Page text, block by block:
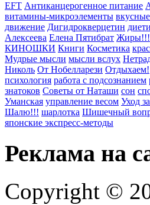
EFT Антиканцерогенное питание
витамины-микроэлементы
движение Дигидрокверцетин
Алексеева Елена Пятибрат Жиры!!!
КИНОШКИ Книги Косметика
Мудрые мысли мысли вслух
Николь От Нобелларези Отдыхаем!
психология работа с подсознанием
знатоков Советы от Наташи сон
Уманская управление весом Уход
Шалю!!! шарлотка Шишечный
японские экспресс-методы
Реклама на
Copyright ©